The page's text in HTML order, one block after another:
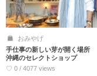
おみやげ
手仕事の新しい芽が開く場所
沖縄のセレクトショップ
♡ 0 / 4077 views